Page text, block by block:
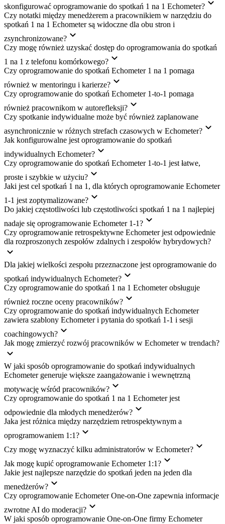
skonfigurować oprogramowanie do spotkań 1 na 1 Echometer?
Czy notatki między menedżerem a pracownikiem w narzędziu do
spotkań 1 na 1 Echometer są widoczne dla obu stron i
zsynchronizowane?
Czy mogę również uzyskać dostęp do oprogramowania do spotkań
1 na 1 z telefonu komórkowego?
Czy oprogramowanie do spotkań Echometer 1 na 1 pomaga
również w mentoringu i karierze?
Czy oprogramowanie do spotkań Echometer 1-to-1 pomaga
również pracownikom w autorefleksji?
Czy spotkanie indywidualne może być również zaplanowane
asynchronicznie w różnych strefach czasowych w Echometer?
Jak konfigurowalne jest oprogramowanie do spotkań
indywidualnych Echometer?
Czy oprogramowanie do spotkań Echometer 1-to-1 jest łatwe,
proste i szybkie w użyciu?
Jaki jest cel spotkań 1 na 1, dla których oprogramowanie Echometer
1-1 jest zoptymalizowane?
Do jakiej częstotliwości lub częstotliwości spotkań 1 na 1 najlepiej
nadaje się oprogramowanie Echometer 1-1?
Czy oprogramowanie retrospektywne Echometer jest odpowiednie
dla rozproszonych zespołów zdalnych i zespołów hybrydowych?
Dla jakiej wielkości zespołu przeznaczone jest oprogramowanie do
spotkań indywidualnych Echometer?
Czy oprogramowanie do spotkań 1 na 1 Echometer obsługuje
również roczne oceny pracowników?
Czy oprogramowanie do spotkań indywidualnych Echometer
zawiera szablony Echometer i pytania do spotkań 1-1 i sesji
coachingowych?
Jak mogę zmierzyć rozwój pracowników w Echometer w trendach?
W jaki sposób oprogramowanie do spotkań indywidualnych
Echometer generuje większe zaangażowanie i wewnętrzną
motywację wśród pracowników?
Czy oprogramowanie do spotkań 1 na 1 Echometer jest
odpowiednie dla młodych menedżerów?
Jaka jest różnica między narzędziem retrospektywnym a
oprogramowaniem 1:1?
Czy mogę wyznaczyć kilku administratorów w Echometer?
Jak mogę kupić oprogramowanie Echometer 1:1?
Jakie jest najlepsze narzędzie do spotkań jeden na jeden dla
menedżerów?
Czy oprogramowanie Echometer One-on-One zapewnia informacje
zwrotne AI do moderacji?
W jaki sposób oprogramowanie One-on-One firmy Echometer